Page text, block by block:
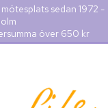
sedan 1972 -
över 650 kr